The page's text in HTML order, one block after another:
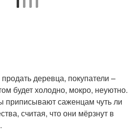
деревца, покупатели –
будет холодно, мокро, неуютно.
саженцам чуть ли
считая, что они мёрзнут в